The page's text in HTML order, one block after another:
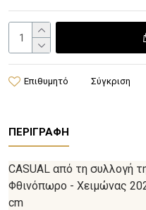
Επιθυμητό Σύγκριση
ΠΕΡΙΓΡΑΦΉ
CASUAL από τη συλλογή
Φθινόπωρο - Χειμώνας
cm